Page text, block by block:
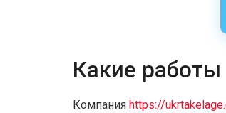
Какие
Компания https://